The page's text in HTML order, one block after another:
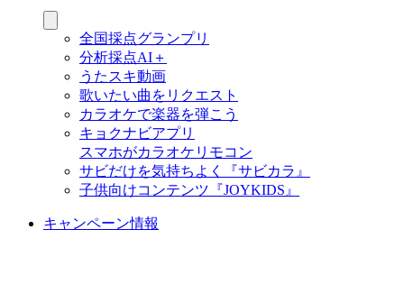
全国採点グランプリ
分析採点AI＋
うたスキ動画
歌いたい曲をリクエスト
カラオケで楽器を弾こう
キョクナビアプリ
スマホがカラオケリモコン
サビだけを気持ちよく『サビカラ』
子供向けコンテンツ『JOYKIDS』
キャンペーン情報